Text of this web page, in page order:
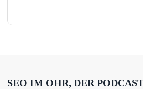
SEO IM OHR, DER